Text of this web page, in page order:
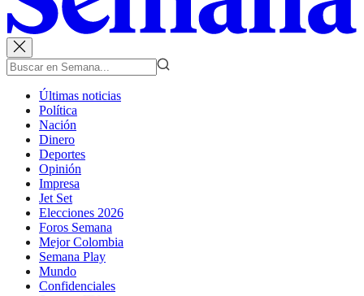
Últimas noticias
Política
Nación
Dinero
Deportes
Opinión
Impresa
Jet Set
Elecciones 2026
Foros Semana
Mejor Colombia
Semana Play
Mundo
Confidenciales